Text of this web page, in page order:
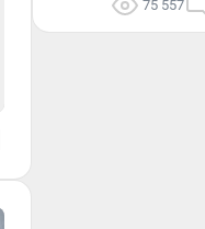
75 557